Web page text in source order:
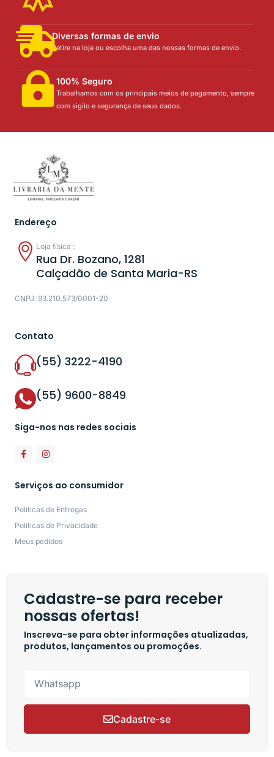
Diversas formas de envio
Retire na loja ou escolha uma das nossas formas de envio.
100% Seguro
Trabalhamos com os principais meios de pagamento, sempre
com sigilo e segurança de seus dados.
Endereço
Loja física :
Rua Dr. Bozano, 1281
Calçadão de Santa Maria-RS
CNPJ: 93.210.573/0001-20
Contato
(55) 3222-4190
(55) 9600-8849
Siga-nos nas redes sociais
Serviços ao consumidor
Políticas de Entregas
Políticas de Privacidade
Meus pedidos
Cadastre-se para receber
nossas ofertas!
Inscreva-se para obter informações atualizadas,
produtos, lançamentos ou promoções.
Cadastre-se